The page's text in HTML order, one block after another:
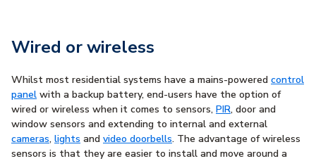
Wired or wireless
Whilst most residential systems have a mains-powered control
panel with a backup battery, end-users have the option of
wired or wireless when it comes to sensors, PIR, door and
window sensors and extending to internal and external
cameras, lights and video doorbells. The advantage of wireless
sensors is that they are easier to install and move around a